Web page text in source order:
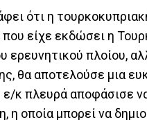
ότι η
είχε εκδώσει η
πλοίου,
θα αποτελούσε μια
ε/κ πλευρά αποφάσισε
η οποία μπορεί να